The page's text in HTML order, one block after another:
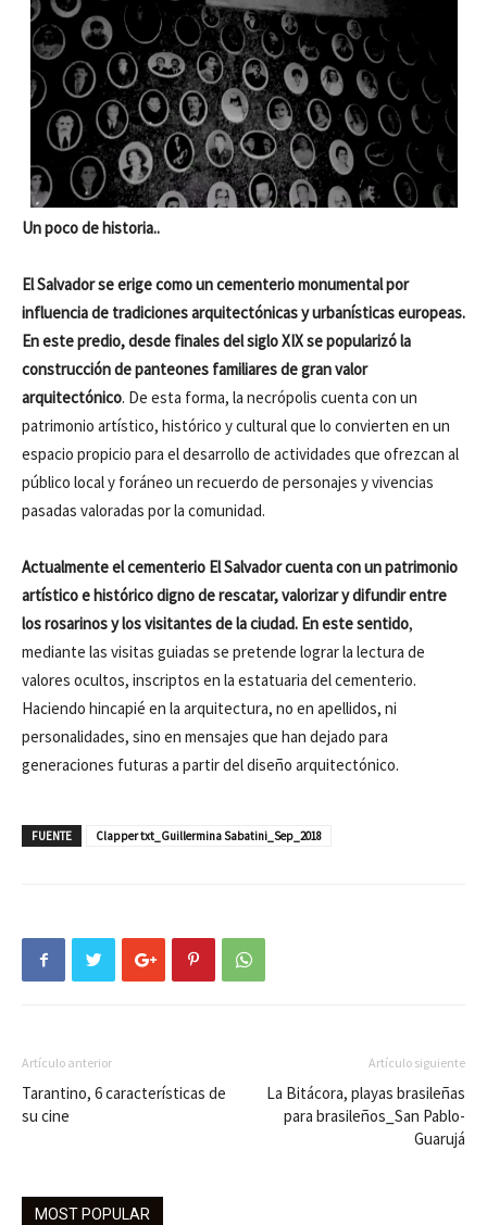
Un poco de historia..
El Salvador se erige como un cementerio monumental por
influencia de tradiciones arquitectónicas y urbanísticas europeas.
En este predio, desde finales del siglo XIX se popularizó la
construcción de panteones familiares de gran valor
arquitectónico. De esta forma, la necrópolis cuenta con un
patrimonio artístico, histórico y cultural que lo convierten en un
espacio propicio para el desarrollo de actividades que ofrezcan al
público local y foráneo un recuerdo de personajes y vivencias
pasadas valoradas por la comunidad.
Actualmente el cementerio El Salvador cuenta con un patrimonio
artístico e histórico digno de rescatar, valorizar y difundir entre
los rosarinos y los visitantes de la ciudad. En este sentido,
mediante las visitas guiadas se pretende lograr la lectura de
valores ocultos, inscriptos en la estatuaria del cementerio.
Haciendo hincapié en la arquitectura, no en apellidos, ni
personalidades, sino en mensajes que han dejado para
generaciones futuras a partir del diseño arquitectónico.
FUENTE Clapper txt_Guillermina Sabatini_Sep_2018
Artículo anterior
Tarantino, 6 características de
su cine
Artículo siguiente
La Bitácora, playas brasileñas
para brasileños_San Pablo-
Guarujá
MOST POPULAR